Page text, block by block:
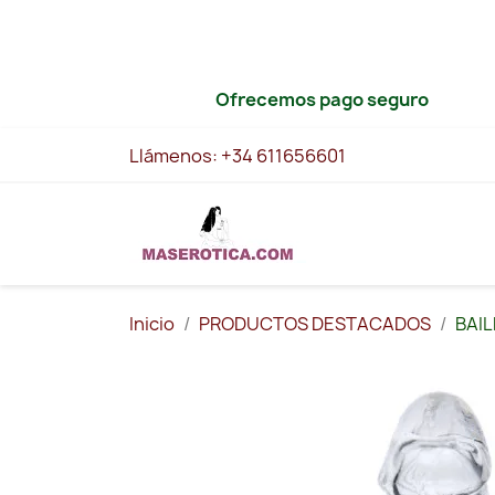
Ofrecemos pago seguro
Llámenos: +34 611656601
Inicio PRODUCTOS DESTACADOS